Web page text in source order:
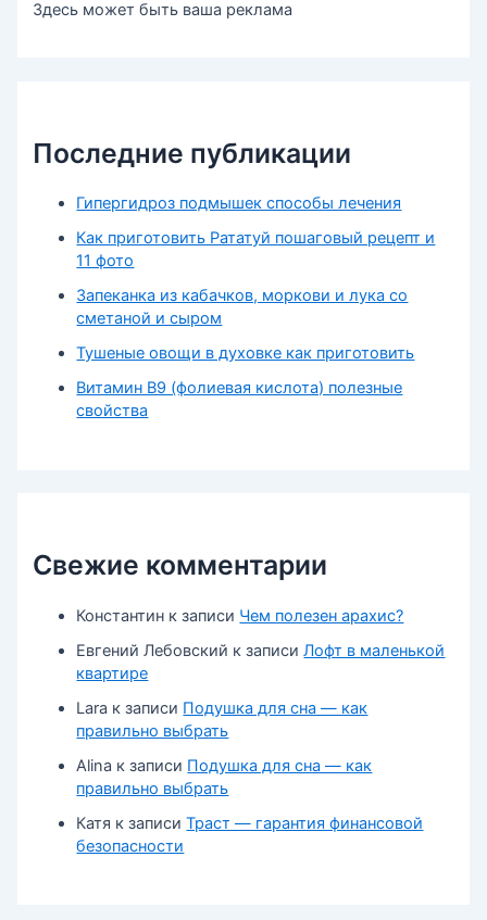
Здесь может быть ваша реклама
Последние публикации
Гипергидроз подмышек способы лечения
Как приготовить Рататуй пошаговый рецепт и
11 фото
Запеканка из кабачков, моркови и лука со
сметаной и сыром
Тушеные овощи в духовке как приготовить
Витамин В9 (фолиевая кислота) полезные
свойства
Свежие комментарии
Константин к записи Чем полезен арахис?
Евгений Лебовский к записиЛофт в маленькой
квартире
Lara к записи Подушка для сна — как
правильно выбрать
Alina к записи Подушка для сна — как
правильно выбрать
Катя к записиТраст — гарантия финансовой
безопасности